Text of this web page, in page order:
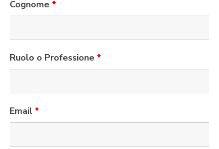
Cognome *
Ruolo o Professione *
Email *